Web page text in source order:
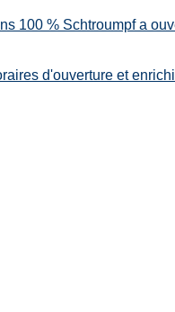
100 % Schtroumpf a
d'ouverture et